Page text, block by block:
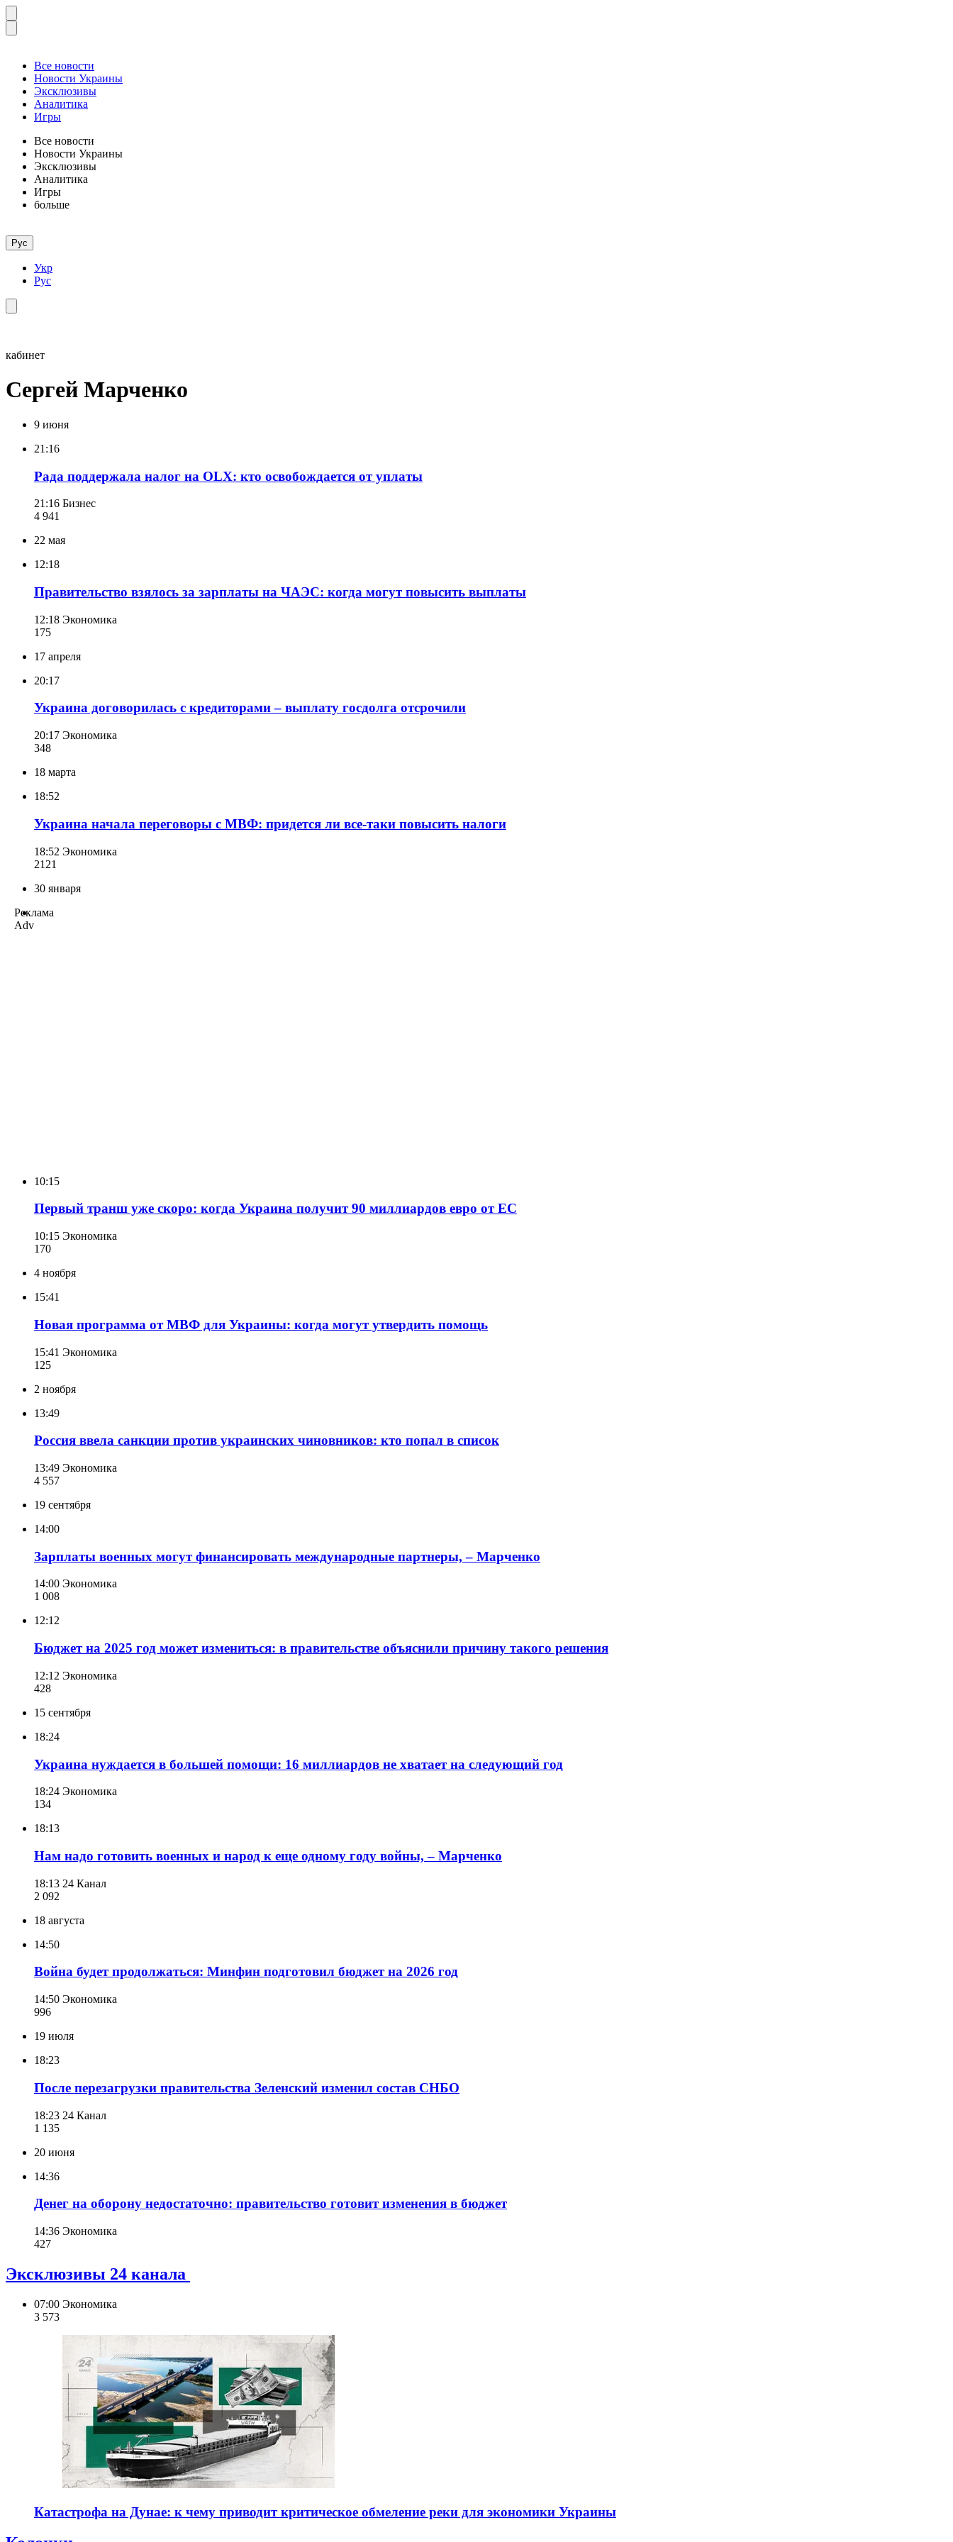
Все новости
Новости Украины
Эксклюзивы
Аналитика
Игры
Все новости
Новости Украины
Эксклюзивы
Аналитика
Игры
больше
Рус
Укр
Рус
кабинет
Сергей Марченко
9 июня
21:16
Рада поддержала налог на OLX: кто освобождается от уплаты
21:16 Бизнес
4 941
22 мая
12:18
Правительство взялось за зарплаты на ЧАЭС: когда могут повысить выплаты
12:18 Экономика
175
17 апреля
20:17
Украина договорилась с кредиторами – выплату госдолга отсрочили
20:17 Экономика
348
18 марта
18:52
Украина начала переговоры с МВФ: придется ли все-таки повысить налоги
18:52 Экономика
2121
30 января
Реклама
Adv
10:15
Первый транш уже скоро: когда Украина получит 90 миллиардов евро от ЕС
10:15 Экономика
170
4 ноября
15:41
Новая программа от МВФ для Украины: когда могут утвердить помощь
15:41 Экономика
125
2 ноября
13:49
Россия ввела санкции против украинских чиновников: кто попал в список
13:49 Экономика
4 557
19 сентября
14:00
Зарплаты военных могут финансировать международные партнеры, – Марченко
14:00 Экономика
1 008
12:12
Бюджет на 2025 год может измениться: в правительстве объяснили причину такого решения
12:12 Экономика
428
15 сентября
18:24
Украина нуждается в большей помощи: 16 миллиардов не хватает на следующий год
18:24 Экономика
134
18:13
Нам надо готовить военных и народ к еще одному году войны, – Марченко
18:13 24 Канал
2 092
18 августа
14:50
Война будет продолжаться: Минфин подготовил бюджет на 2026 год
14:50 Экономика
996
19 июля
18:23
После перезагрузки правительства Зеленский изменил состав СНБО
18:23 24 Канал
1 135
20 июня
14:36
Денег на оборону недостаточно: правительство готовит изменения в бюджет
14:36 Экономика
427
Эксклюзивы 24 канала
07:00 Экономика
3 573
Катастрофа на Дунае: к чему приводит критическое обмеление реки для экономики Украины